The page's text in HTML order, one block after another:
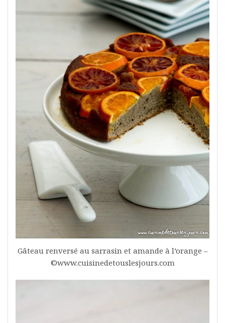
Gâteau renversé au sarrasin et amande à l’orange –
©www.cuisinedetouslesjours.com